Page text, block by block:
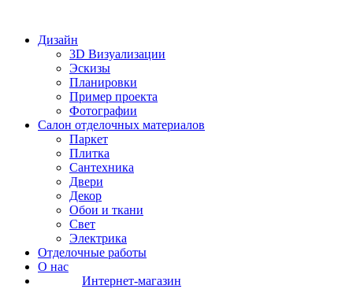
Дизайн
3D Визуализации
Эскизы
Планировки
Пример проекта
Фотографии
Салон отделочных материалов
Паркет
Плитка
Сантехника
Двери
Декор
Обои и ткани
Свет
Электрика
Отделочные работы
О нас
Интернет-магазин